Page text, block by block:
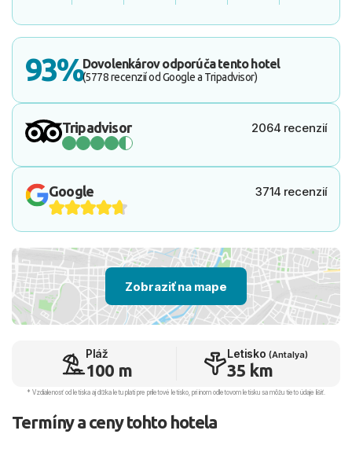
93%Dovolenkárov odporúča tento hotel
(5778 recenzií od Google a Tripadvisor)
Tripadvisor 2064 recenzií
Google 3714 recenzií
Zobraziť na mape
Pláž
100 m
Letisko (Antalya)
35 km
* Vzdialenosť od letiska aj dľžka letu platí pre príletové letisko, pri inom odletovom letisku sa môžu tieto údaje líšiť.
Termíny a ceny tohto hotela